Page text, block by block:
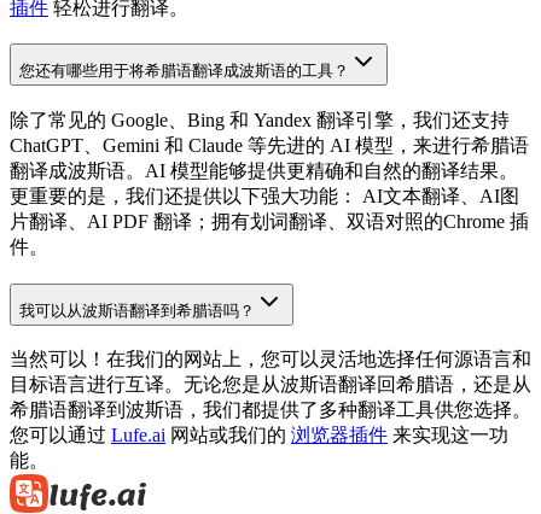
插件 轻松进行翻译。
您还有哪些用于将希腊语翻译成波斯语的工具？
除了常见的 Google、Bing 和 Yandex 翻译引擎，我们还支持
ChatGPT、Gemini 和 Claude 等先进的 AI 模型，来进行希腊语
翻译成波斯语。AI 模型能够提供更精确和自然的翻译结果。
更重要的是，我们还提供以下强大功能： AI文本翻译、AI图
片翻译、AI PDF 翻译；拥有划词翻译、双语对照的Chrome 插
件。
我可以从波斯语翻译到希腊语吗？
当然可以！在我们的网站上，您可以灵活地选择任何源语言和
目标语言进行互译。无论您是从波斯语翻译回希腊语，还是从
希腊语翻译到波斯语，我们都提供了多种翻译工具供您选择。
您可以通过 Lufe.ai 网站或我们的 浏览器插件 来实现这一功
能。